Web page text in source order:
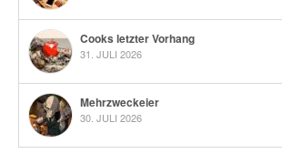
Cooks letzter Vorhang
31. JULI 2026
Mehrzweckeier
30. JULI 2026